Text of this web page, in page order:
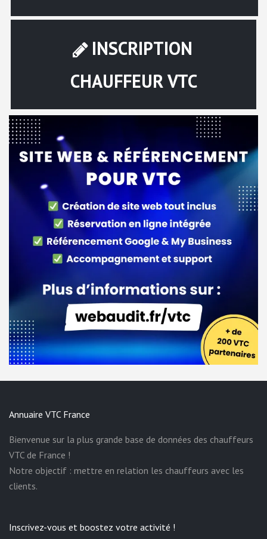
INSCRIPTION
CHAUFFEUR VTC
Annuaire VTC France
Bienvenue sur la plus grande base de données des chauffeurs
VTC de France !
Notre objectif : mettre en relation les chauffeurs avec les
clients.
Inscrivez-vous et boostez votre activité !